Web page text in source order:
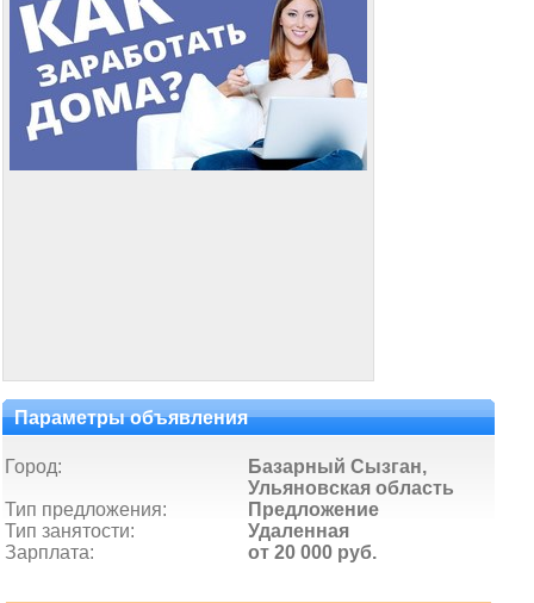
Параметры объявления
Город:
Базарный Сызган,
Ульяновская область
Тип предложения:
Предложение
Тип занятости:
Удаленная
Зарплата:
от 20 000 руб.